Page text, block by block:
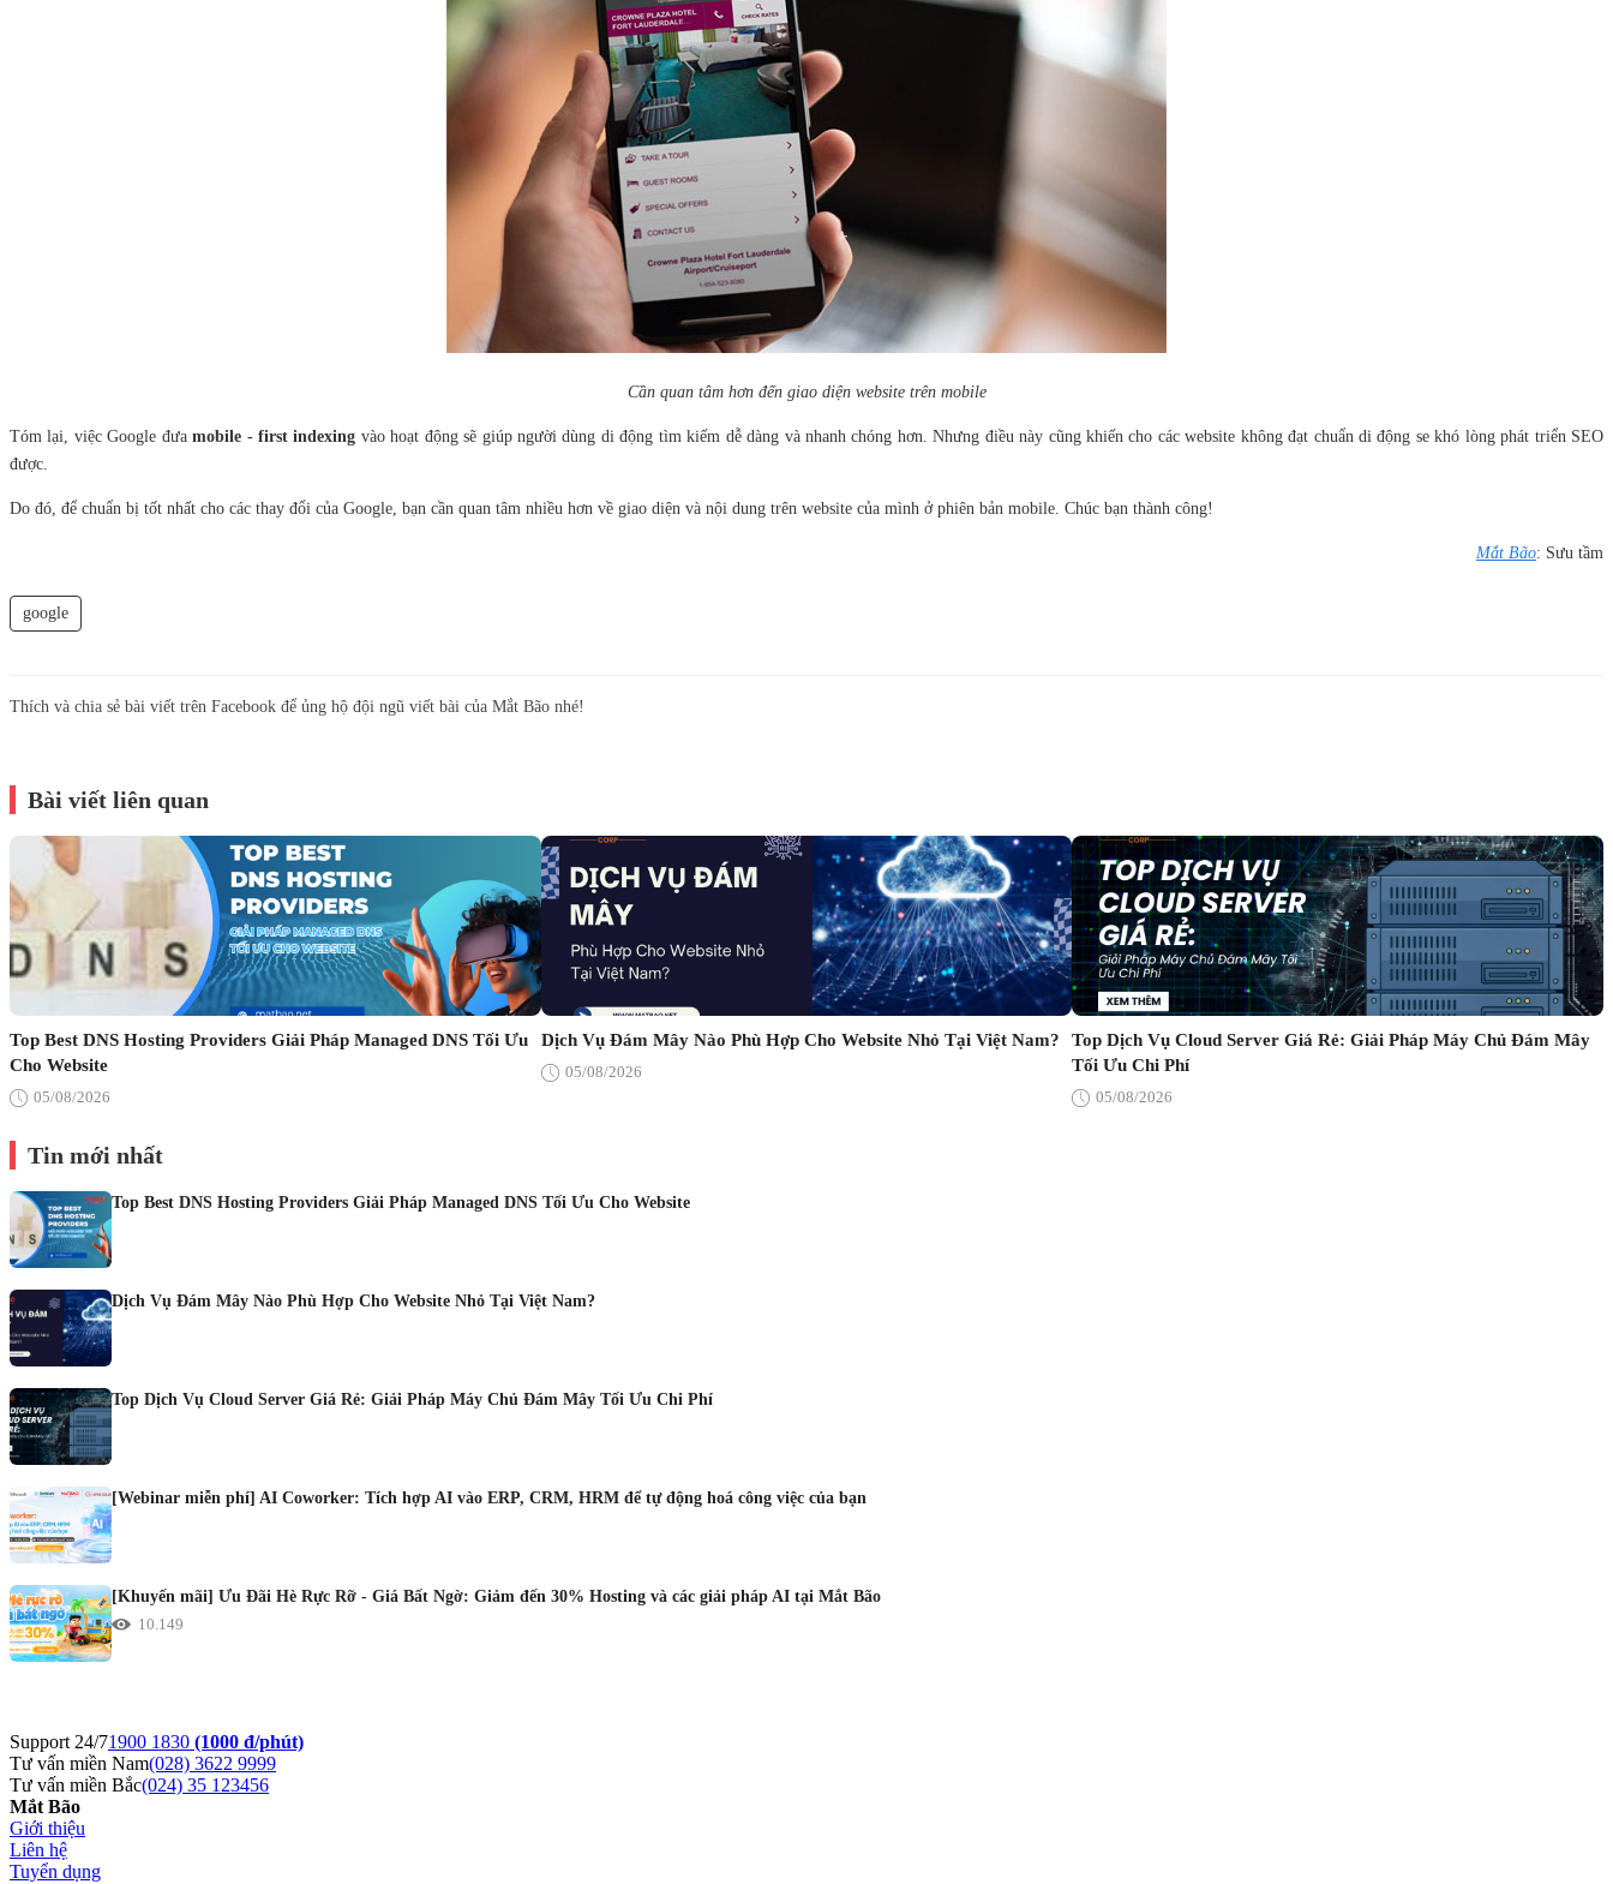
Cần quan tâm hơn đến giao diện website trên mobile
Tóm lại, việc Google đưamobile - first indexing vào hoạt động sẽ giúp người dùng di động tìm kiếm dễ dàng và nhanh chóng hơn. Nhưng điều này cũng khiến cho các website không đạt chuẩn di động se khó lòng phát triển SEO
được.
Do đó, để chuẩn bị tốt nhất cho các thay đổi của Google, bạn cần quan tâm nhiều hơn về giao diện và nội dung trên website của mình ở phiên bản mobile. Chúc bạn thành công!
Mắt Bão: Sưu tầm
google
Thích và chia sẻ bài viết trên Facebook để ủng hộ đội ngũ viết bài của Mắt Bão nhé!
Bài viết liên quan
Top Best DNS Hosting Providers Giải Pháp Managed DNS Tối Ưu
Cho Website
05/08/2026
Dịch Vụ Đám Mây Nào Phù Hợp Cho Website Nhỏ Tại Việt Nam?
05/08/2026
Top Dịch Vụ Cloud Server Giá Rẻ: Giải Pháp Máy Chủ Đám Mây
Tối Ưu Chi Phí
05/08/2026
Tin mới nhất
Top Best DNS Hosting Providers Giải Pháp Managed DNS Tối Ưu Cho Website
Dịch Vụ Đám Mây Nào Phù Hợp Cho Website Nhỏ Tại Việt Nam?
Top Dịch Vụ Cloud Server Giá Rẻ: Giải Pháp Máy Chủ Đám Mây Tối Ưu Chi Phí
[Webinar miễn phí] AI Coworker: Tích hợp AI vào ERP, CRM, HRM để tự động hoá công việc của bạn
[Khuyến mãi] Ưu Đãi Hè Rực Rỡ - Giá Bất Ngờ: Giảm đến 30% Hosting và các giải pháp AI tại Mắt Bão
10.149
Support 24/71900 1830 (1000 đ/phút)
Tư vấn miền Nam(028) 3622 9999
Tư vấn miền Bắc(024) 35 123456
Mắt Bão
Giới thiệu
Liên hệ
Tuyển dụng